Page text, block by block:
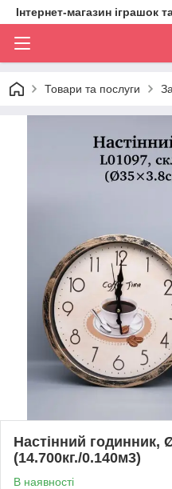
Інтернет-магазин іграшок
Товари та послуги
Настінний годинник,
(14.700кг./0.140м3)
В наявності